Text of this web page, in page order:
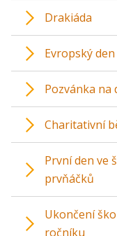
Drakiáda
Evropský
Pozvánka na
Charitativní
První den ve
prvňáčků
Ukončení
ročníku